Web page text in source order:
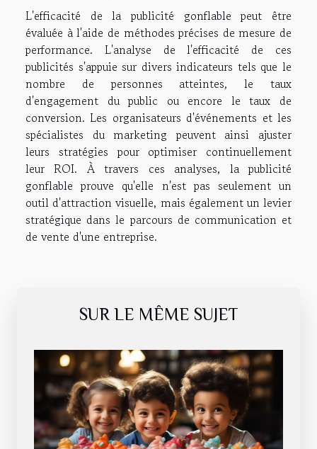
L'efficacité de la publicité gonflable peut être
évaluée à l'aide de méthodes précises de mesure de
performance. L'analyse de l'efficacité de ces
publicités s'appuie sur divers indicateurs tels que le
nombre de personnes atteintes, le taux
d'engagement du public ou encore le taux de
conversion. Les organisateurs d'événements et les
spécialistes du marketing peuvent ainsi ajuster
leurs stratégies pour optimiser continuellement
leur ROI. À travers ces analyses, la publicité
gonflable prouve qu'elle n'est pas seulement un
outil d'attraction visuelle, mais également un levier
stratégique dans le parcours de communication et
de vente d'une entreprise.
SUR LE MÊME SUJET